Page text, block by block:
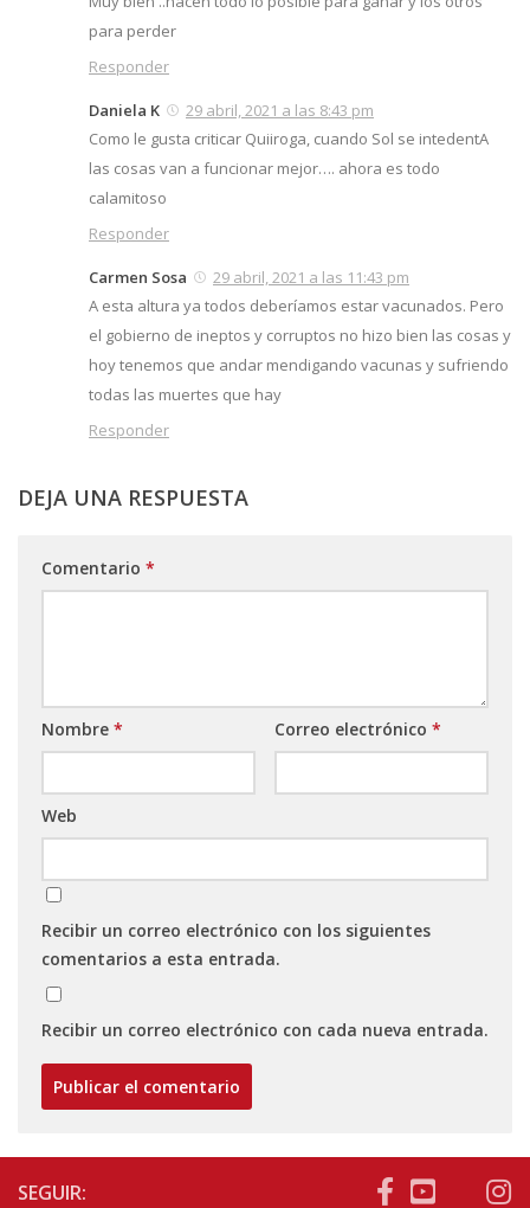
para perder
Responder
Daniela K
29 abril, 2021 a las 8:43 pm
Como le gusta criticar Quiiroga, cuando Sol se intedentA
las cosas van a funcionar mejor…. ahora es todo
calamitoso
Responder
Carmen Sosa
29 abril, 2021 a las 11:43 pm
A esta altura ya todos deberíamos estar vacunados. Pero
el gobierno de ineptos y corruptos no hizo bien las cosas y
hoy tenemos que andar mendigando vacunas y sufriendo
todas las muertes que hay
Responder
DEJA UNA RESPUESTA
Comentario *
Nombre * Correo electrónico *
Web
Recibir un correo electrónico con los siguientes
comentarios a esta entrada.
Recibir un correo electrónico con cada nueva entrada.
SEGUIR: